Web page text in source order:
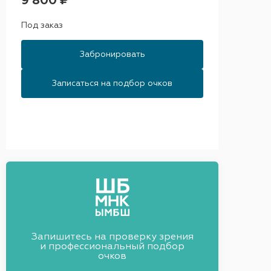
Под заказ
Забронировать
Записаться на подбор очков
Запишитесь на проверку зрения
и профессиональный подбор
очков